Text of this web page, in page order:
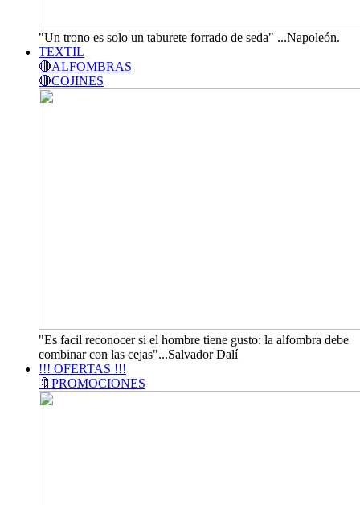
"Un trono es solo un taburete forrado de seda" ...Napoleón.
TEXTIL
🔴ALFOMBRAS
🔴COJINES
"Es facil reconocer si el hombre tiene gusto: la alfombra debe
combinar con las cejas"...Salvador Dalí
!!! OFERTAS !!!
🔖PROMOCIONES